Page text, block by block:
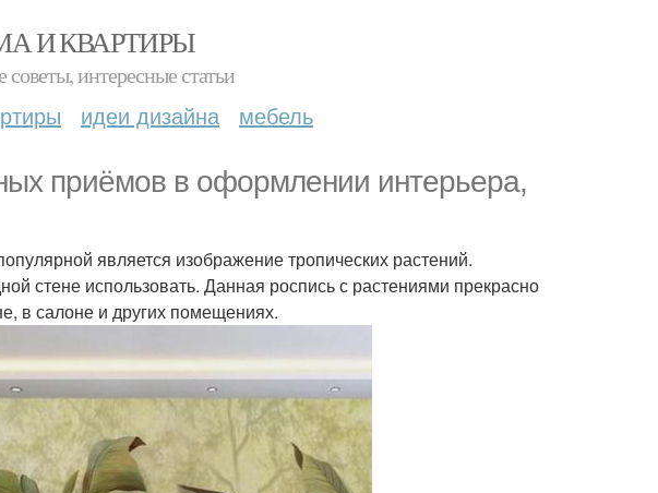
И КВАРТИРЫ
интересные статьи
идеи дизайна мебель
приёмов в оформлении интерьера,
является изображение тропических растений.
стене использовать. Данная роспись с растениями прекрасно
в салоне и других помещениях.